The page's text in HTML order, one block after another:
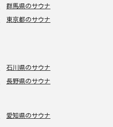
群馬県のサウナ
東京都のサウナ
石川県のサウナ
長野県のサウナ
愛知県のサウナ